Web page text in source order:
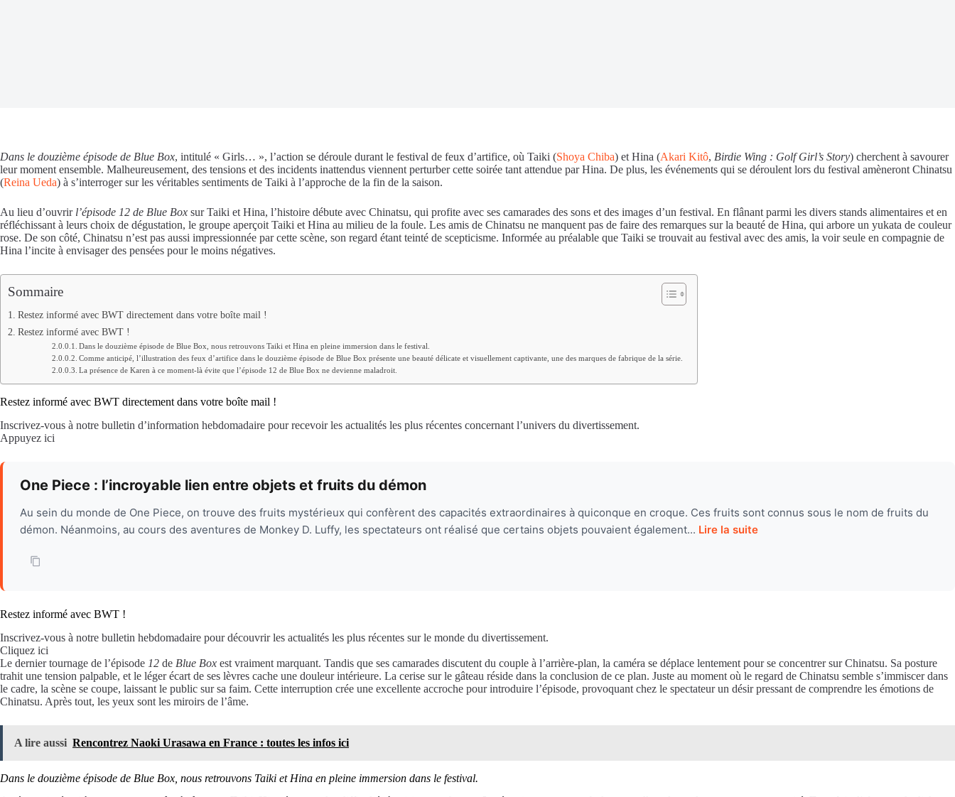
Dans le douzième épisode de Blue Box, intitulé « Girls… », l’action se déroule durant le festival de feux d’artifice, où Taiki (Shoya Chiba) et Hina (Akari Kitô, Birdie Wing : Golf Girl’s Story) cherchent à savourer
leur moment ensemble. Malheureusement, des tensions et des incidents inattendus viennent perturber cette soirée tant attendue par Hina. De plus, les événements qui se déroulent lors du festival amèneront Chinatsu
(Reina Ueda) à s’interroger sur les véritables sentiments de Taiki à l’approche de la fin de la saison.
Au lieu d’ouvrir l’épisode 12 de Blue Box sur Taiki et Hina, l’histoire débute avec Chinatsu, qui profite avec ses camarades des sons et des images d’un festival. En flânant parmi les divers stands alimentaires et en
réfléchissant à leurs choix de dégustation, le groupe aperçoit Taiki et Hina au milieu de la foule. Les amis de Chinatsu ne manquent pas de faire des remarques sur la beauté de Hina, qui arbore un yukata de couleur
rose. De son côté, Chinatsu n’est pas aussi impressionnée par cette scène, son regard étant teinté de scepticisme. Informée au préalable que Taiki se trouvait au festival avec des amis, la voir seule en compagnie de
Hina l’incite à envisager des pensées pour le moins négatives.
Sommaire
Restez informé avec BWT directement dans votre boîte mail !
Restez informé avec BWT !
Dans le douzième épisode de Blue Box, nous retrouvons Taiki et Hina en pleine immersion dans le festival.
Comme anticipé, l’illustration des feux d’artifice dans le douzième épisode de Blue Box présente une beauté délicate et visuellement captivante, une des marques de fabrique de la série.
La présence de Karen à ce moment-là évite que l’épisode 12 de Blue Box ne devienne maladroit.
Restez informé avec BWT directement dans votre boîte mail !
Inscrivez-vous à notre bulletin d’information hebdomadaire pour recevoir les actualités les plus récentes concernant l’univers du divertissement.
Appuyez ici
One Piece : l’incroyable lien entre objets et fruits du démon
Au sein du monde de One Piece, on trouve des fruits mystérieux qui confèrent des capacités extraordinaires à quiconque en croque. Ces fruits sont connus sous le nom de fruits du
démon. Néanmoins, au cours des aventures de Monkey D. Luffy, les spectateurs ont réalisé que certains objets pouvaient également... Lire la suite
Restez informé avec BWT !
Inscrivez-vous à notre bulletin hebdomadaire pour découvrir les actualités les plus récentes sur le monde du divertissement.
Cliquez ici
Le dernier tournage de l’épisode 12 de Blue Box est vraiment marquant. Tandis que ses camarades discutent du couple à l’arrière-plan, la caméra se déplace lentement pour se concentrer sur Chinatsu. Sa posture
trahit une tension palpable, et le léger écart de ses lèvres cache une douleur intérieure. La cerise sur le gâteau réside dans la conclusion de ce plan. Juste au moment où le regard de Chinatsu semble s’immiscer dans
le cadre, la scène se coupe, laissant le public sur sa faim. Cette interruption crée une excellente accroche pour introduire l’épisode, provoquant chez le spectateur un désir pressant de comprendre les émotions de
Chinatsu. Après tout, les yeux sont les miroirs de l’âme.
A lire aussi Rencontrez Naoki Urasawa en France : toutes les infos ici
Dans le douzième épisode de Blue Box, nous retrouvons Taiki et Hina en pleine immersion dans le festival.